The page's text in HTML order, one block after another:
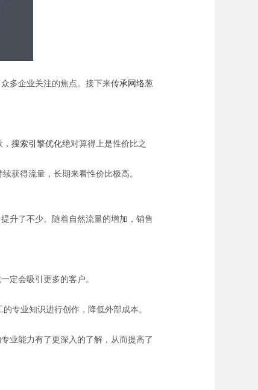
多企业关注的焦点。接下来传承网络葱
搜索引擎优化绝对算得上是性价比之
获得流量，长期来看性价比极高。
升了不少。随着自然流量的增加，销售
定会吸引更多的客户。
专业知识进行创作，降低外部成本。
业能力有了更深入的了解，从而提高了